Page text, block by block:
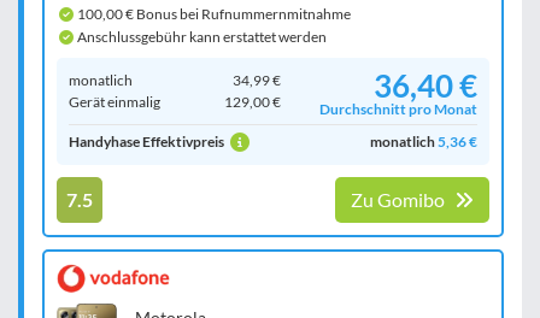
100,00 € Bonus bei Rufnummernmitnahme
Anschlussgebühr kann erstattet werden
monatlich
34,99 €
Gerät einmalig
129,00 € 36,40 €
Durchschnitt pro Monat
Handyhase Effektivpreis
monatlich5,36 €
7.5 Zu Gomibo